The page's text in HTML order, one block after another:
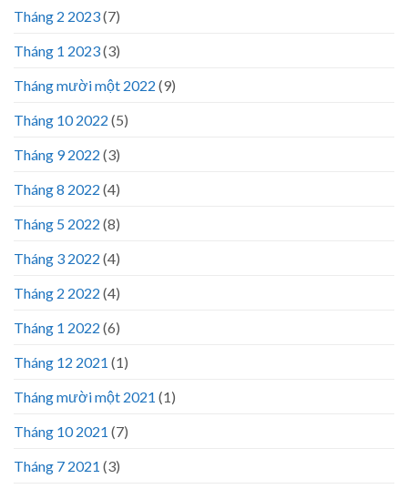
Tháng 2 2023(7)
Tháng 1 2023(3)
Tháng mười một 2022 (9)
Tháng 10 2022 (5)
Tháng 9 2022 (3)
Tháng 8 2022 (4)
Tháng 5 2022 (8)
Tháng 3 2022 (4)
Tháng 2 2022 (4)
Tháng 1 2022 (6)
Tháng 12 2021 (1)
Tháng mười một 2021 (1)
Tháng 10 2021 (7)
Tháng 7 2021 (3)